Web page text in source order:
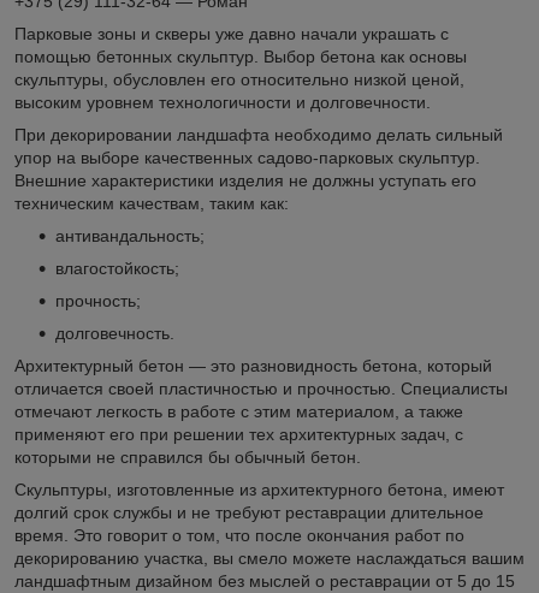
Парковые зоны и скверы уже давно начали украшать с
помощью бетонных скульптур. Выбор бетона как основы
скульптуры, обусловлен его относительно низкой ценой,
высоким уровнем технологичности и долговечности.
При декорировании ландшафта необходимо делать сильный
упор на выборе качественных садово-парковых скульптур.
Внешние характеристики изделия не должны уступать его
техническим качествам, таким как:
антивандальность;
влагостойкость;
прочность;
долговечность.
Архитектурный бетон — это разновидность бетона, который
отличается своей пластичностью и прочностью. Специалисты
отмечают легкость в работе с этим материалом, а также
применяют его при решении тех архитектурных задач, с
которыми не справился бы обычный бетон.
Скульптуры, изготовленные из архитектурного бетона, имеют
долгий срок службы и не требуют реставрации длительное
время. Это говорит о том, что после окончания работ по
декорированию участка, вы смело можете наслаждаться вашим
ландшафтным дизайном без мыслей о реставрации от 5 до 15